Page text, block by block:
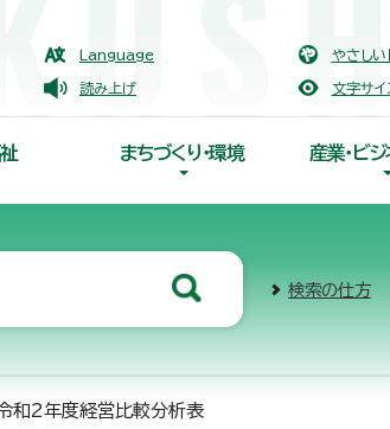
Language やさしい
読み上げ 文字サイ
まちづくり・環境 産業・ビ
検索の仕方
和2年度経営比較分析表